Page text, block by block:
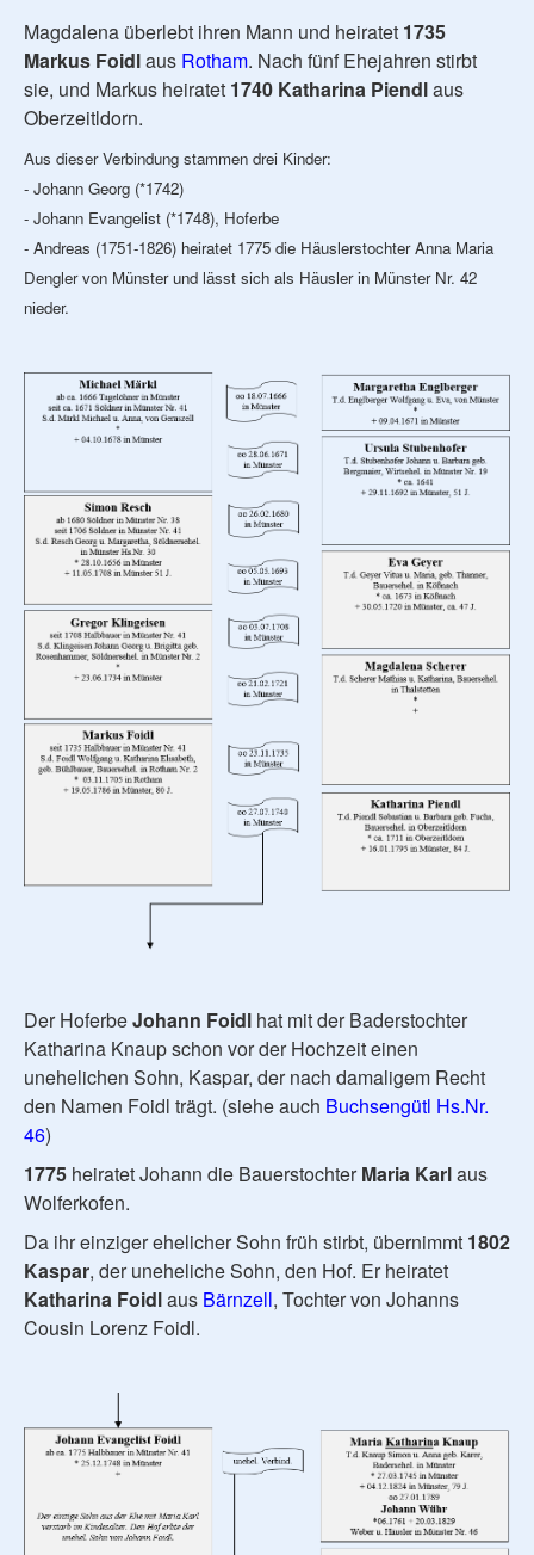
Magdalena überlebt ihren Mann und heiratet 1735
Markus Foidlaus Rotham. Nach fünf Ehejahren stirbt
sie, und Markus heiratet 1740 Katharina Piendlaus
Oberzeitldorn.
Aus dieser Verbindung stammen drei Kinder:
- Johann Georg (*1742)
- Johann Evangelist (*1748), Hoferbe
- Andreas (1751-1826) heiratet 1775 die Häuslerstochter Anna Maria
Dengler von Münster und lässt sich als Häusler in Münster Nr. 42
nieder.
Der HoferbeJohann Foidl hat mit der Baderstochter
Katharina Knaup schon vor der Hochzeit einen
unehelichen Sohn, Kaspar, der nach damaligem Recht
den Namen Foidl trägt. (siehe auch Buchsengütl Hs.Nr.
46)
1775 heiratet Johann die BauerstochterMaria Karlaus
Wolferkofen.
Da ihr einziger ehelicher Sohn früh stirbt, übernimmt 1802
Kaspar, der uneheliche Sohn, den Hof. Er heiratet
Katharina Foidlaus Bärnzell, Tochter von Johanns
Cousin Lorenz Foidl.